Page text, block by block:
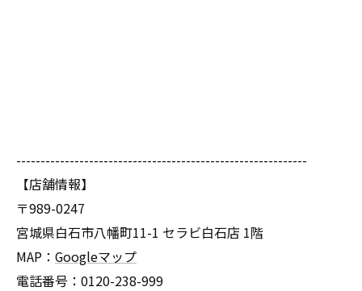
------------------------------------------------------------
【店舗情報】
〒989-0247
宮城県白石市八幡町11-1 セラビ白石店 1階
MAP： Googleマップ
電話番号：0120-238-999